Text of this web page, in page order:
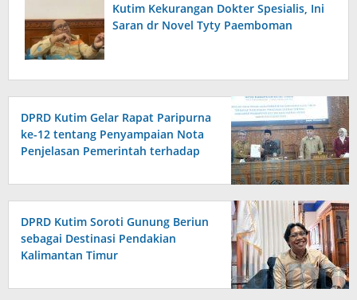
Kutim Kekurangan Dokter Spesialis, Ini
Saran dr Novel Tyty Paemboman
DPRD Kutim Gelar Rapat Paripurna
ke-12 tentang Penyampaian Nota
Penjelasan Pemerintah terhadap
DPRD Kutim Soroti Gunung Beriun
sebagai Destinasi Pendakian
Kalimantan Timur